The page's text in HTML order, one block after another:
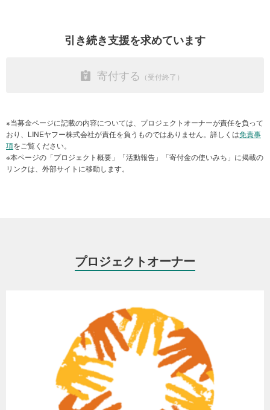
育を受けられる環境を整えます。
ナルガード 2025年3月21日）
5年生以上の思春期にあたる生徒で構成される生徒会メンバーに対
し、水と衛生と、月経期における衛生管理のオリエンテーションを
行います。さらに、正しい手洗いの6つの手順のデモンストレーショ
ンや月経にまつわる 社会的慣習や古い言い伝えを変えるための課外
活動や女子に対する暴力と差別をなくすための、ジェンダーに基づ
く暴力（GBV）に関する研修も行います。
なかでも、災害脆弱性（ぜいじゃくせい）が高いカルナリ州ジャー
ジャルコート郡のインドラダヌシュ小学校を対象にしたものです。
の団体からも地震からの再建に向けた支援を受けることができず、
さらに、未就学クラスと1年生の子どもたちは一緒に授業を受け、同
様に、2年生と3年生のクラスも一緒に教えられていました。生徒た
ちはグラウンドで授業を受け、冬が近づくにつれ、寒さのなかで勉
強を続けるのは難しくなり、このことは子どもたちの健康問題にも
つながっていました。
の高い学習施設を建設しました。さらに、生徒会メンバーを対象
に、健康や衛生習慣、安全対策に対する知識を深めるためのさまざ
成果1：継続的な学びの場の確保
耐震性の高い校舎の建設、ジェンダーに配慮した水と衛生設備の改
修とトイレの新設により、地震で被災した子どもたちが継続的に学
習する機会が確保されました。
耐震性の高い校舎の建設：
安全な学習環境を整備するため、本事業では、自治体・学校・
引き続き支援を求めています
寄付する
※当募金ページに記載の内容については、プロジェクトオーナーが責任を負って
おり、LINEヤフー株式会社が責任を負うものではありません。詳しくは免責事
項をご覧ください。
※本ページの「プロジェクト概要」「活動報告」「寄付金の使いみち」に掲載の
リンクは、外部サイトに移動します。
プロジェクトオーナー